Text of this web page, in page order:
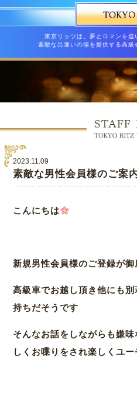
東京リッツは、夢とロマンを追
素敵な出逢いの場を提供する高級
2023.11.09
素敵な男性会員様のご案
こんにちは
新規男性会員様のご登録が御
高級車でお越し頂き他にも
持ちだそうです
そんなお話をしながらも嫌
しくお喋りをされ楽しくユ